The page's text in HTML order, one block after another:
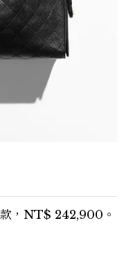
，NT$ 242,900。